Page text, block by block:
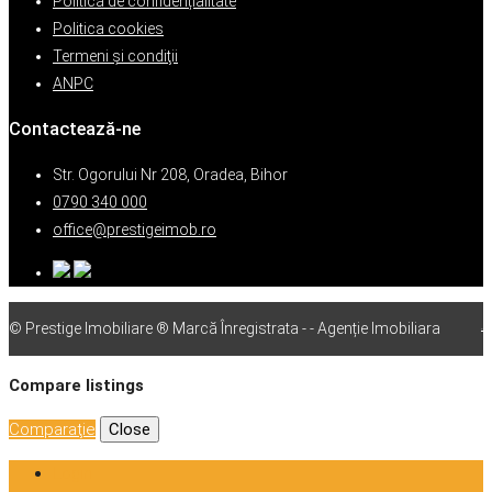
Politica cookies
Termeni şi condiţii
ANPC
Contactează-ne
Str. Ogorului Nr 208, Oradea, Bihor
0790 340 000
office@prestigeimob.ro
© Prestige Imobiliare ® Marcă Înregistrata - - Agenție Imobiliara
Compare listings
Comparaţie Close